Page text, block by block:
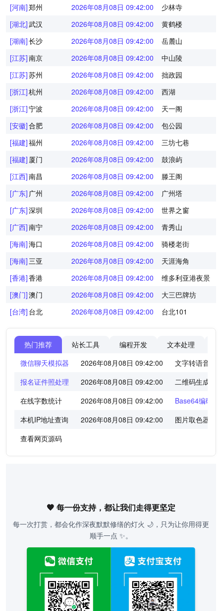
[河南]郑州 2026年08月08日 09:42:01
少林寺
[湖北]武汉 2026年08月08日 09:42:01
黄鹤楼
[湖南]长沙 2026年08月08日 09:42:01
岳麓山
[江苏]南京 2026年08月08日 09:42:01
中山陵
[江苏]苏州 2026年08月08日 09:42:01
拙政园
[浙江]杭州 2026年08月08日 09:42:01
西湖
[浙江]宁波 2026年08月08日 09:42:01
天一阁
[安徽]合肥 2026年08月08日 09:42:01
包公园
[福建]福州 2026年08月08日 09:42:01
三坊七巷
[福建] 厦门 2026年08月08日 09:42:01
鼓浪屿
[江西]南昌 2026年08月08日 09:42:01
滕王阁
[广东] 广州 2026年08月08日 09:42:01
广州塔
[广东]深圳 2026年08月08日 09:42:01
世界之窗
[广西]南宁 2026年08月08日 09:42:01
青秀山
[海南]海口 2026年08月08日 09:42:01
骑楼老街
[海南]三亚 2026年08月08日 09:42:01
天涯海角
[香港]香港 2026年08月08日 09:42:01
维多利亚港夜景
[澳门]澳门 2026年08月08日 09:42:01
大三巴牌坊
[台湾] 台北 2026年08月08日 09:42:01 台北101
热门推荐 站长工具 编程开发 文本处理
微信聊天模拟器
2026年08月08日 09:42:01
文字转语音工
报名证件照处理
2026年08月08日 09:42:01
二维码生成器
在线字数统计
2026年08月08日 09:42:01
Base64编码/
本机IP地址查询
2026年08月08日 09:42:01
图片取色器
查看网页源码
🧡 每一份支持，都让我们走得更坚定
每一次打赏，都会化作深夜默默修缮的灯火 🌙，只为让你用得更
顺手一点 ✨。